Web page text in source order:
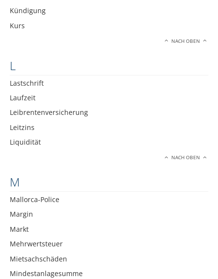
Kündigung
Kurs
NACH OBEN
L
Lastschrift
Laufzeit
Leibrentenversicherung
Leitzins
Liquidität
NACH OBEN
M
Mallorca-Police
Margin
Markt
Mehrwertsteuer
Mietsachschäden
Mindestanlagesumme